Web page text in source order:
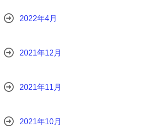
2022年4月
2021年12月
2021年11月
2021年10月